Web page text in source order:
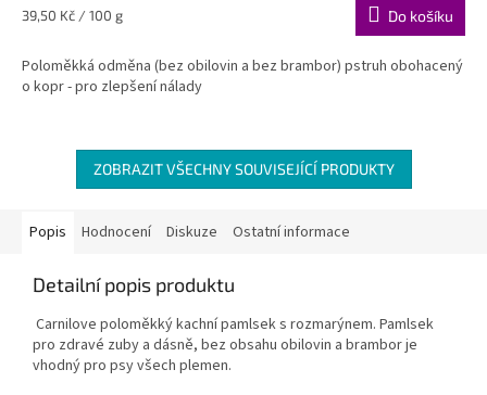
Měrná
39,50 Kč / 100 g Do košíku
Poloměkká odměna (bez obilovin a bez brambor) pstruh obohacený
o kopr - pro zlepšení nálady
ZOBRAZIT VŠECHNY SOUVISEJÍCÍ PRODUKTY
Popis Hodnocení Diskuze Ostatní informace
Detailní popis produktu
Carnilove poloměkký kachní pamlsek s rozmarýnem. Pamlsek
pro zdravé zuby a dásně, bez obsahu obilovin a brambor je
vhodný pro psy všech plemen.